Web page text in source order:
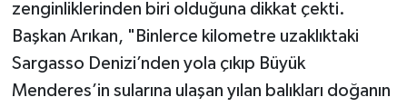
zenginliklerinden biri olduğuna dikkat çekti.
Başkan Arıkan, "Binlerce kilometre uzaklıktaki
Sargasso Denizi’nden yola çıkıp Büyük
Menderes’in sularına ulaşan yılan balıkları doğanın